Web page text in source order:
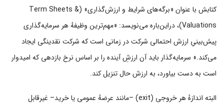
کتابش با عنوان «برگه‌های شرایط و ارزش‌گذاری» (Term Sheets &
Valuations)، دراین‌باره می‌نویسد: «مهم‌ترین وظیفهٔ هر سرمایه‌گذاری
پیش‌بینیِ ارزش احتمالی شرکت در زمانی است که شرکت نقدینگی ایجاد
می‌کند.» سرمایه‌گذار باید آن ارزشِ آینده را بر اساس نرخ بازدهی که امیدوار
است به دست بیاورد، به ارزش حال تنزیل کند.
البته اندازهٔ هر خروجی (exit) –مانند عرضهٔ عمومی یا خرید– غیرقابل